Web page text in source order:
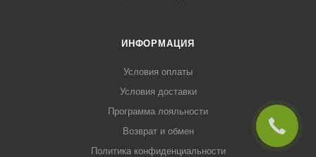
ИНФОРМАЦИЯ
Условия оплаты
Условия доставки
Программа лояльности
Возврат и обмен
Политика конфиденциальности